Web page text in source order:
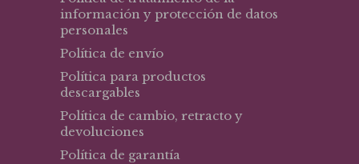
información y protección de datos
personales
Política de envío
Política para productos
descargables
Política de cambio, retracto y
devoluciones
Política de garantía